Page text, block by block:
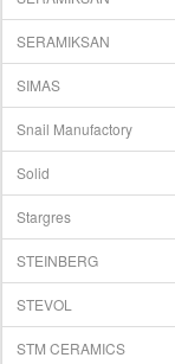
SERAMIKSAN
SIMAS
Snail Manufactory
Solid
Stargres
STEINBERG
STEVOL
STM CERAMICS